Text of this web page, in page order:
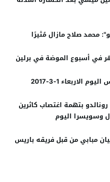
محمد صلاح مازال مُثيرًا
في أسبوع الموضة في برلين
1-3-2017
بتهمة اغتصاب كاثرين
وسويسرا اليوم
مبابي من قبل فريقه باريس